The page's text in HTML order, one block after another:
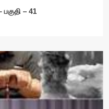
– 41